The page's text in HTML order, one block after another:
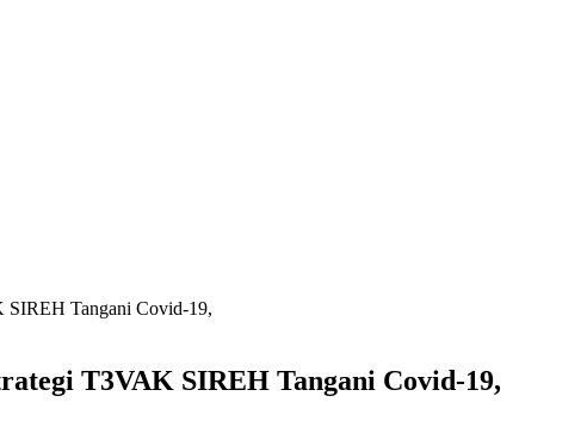
SIREH Tangani Covid-19,
T3VAK SIREH Tangani Covid-19,